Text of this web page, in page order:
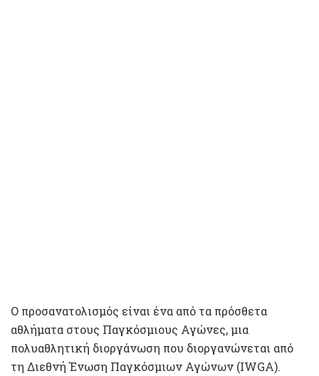
Ο προσανατολισμός είναι ένα από τα πρόσθετα
αθλήματα στους Παγκόσμιους Αγώνες, μια
πολυαθλητική διοργάνωση που διοργανώνεται από
τη Διεθνή Ένωση Παγκόσμιων Αγώνων (IWGA).